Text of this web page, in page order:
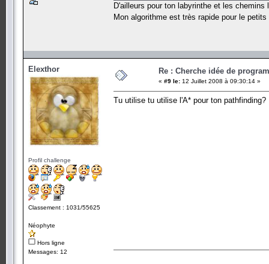
D'ailleurs pour ton labyrinthe et les
Mon algorithme est très rapide pour le
Elexthor
Profil challenge
Classement : 1031/55625
Néophyte
Hors ligne
Messages: 12
Re : Cherche idée de
« #9 le: 12 Juillet 2008 à 09:30:14 »
Tu utilise tu utilise l'A* pour ton pathfinding?